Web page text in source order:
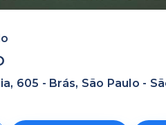
605 - Brás, São Paulo -